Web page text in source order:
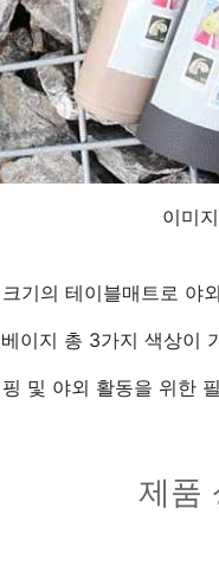
이미
기의 테이블매트로 야
이지 총 3가지 색상이
및 야외 활동을 위한
제품